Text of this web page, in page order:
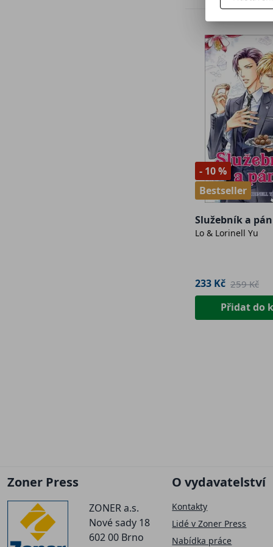
- 10 %
Bestseller
Služebník a pán
Lo & Lorinell Yu
233 Kč 259 Kč
Přidat do
Zoner Press
ZONER a.s.
Nové sady 18
602 00 Brno
O vydavatelství
Kontakty
Lidé v Zoner Press
Nabídka práce